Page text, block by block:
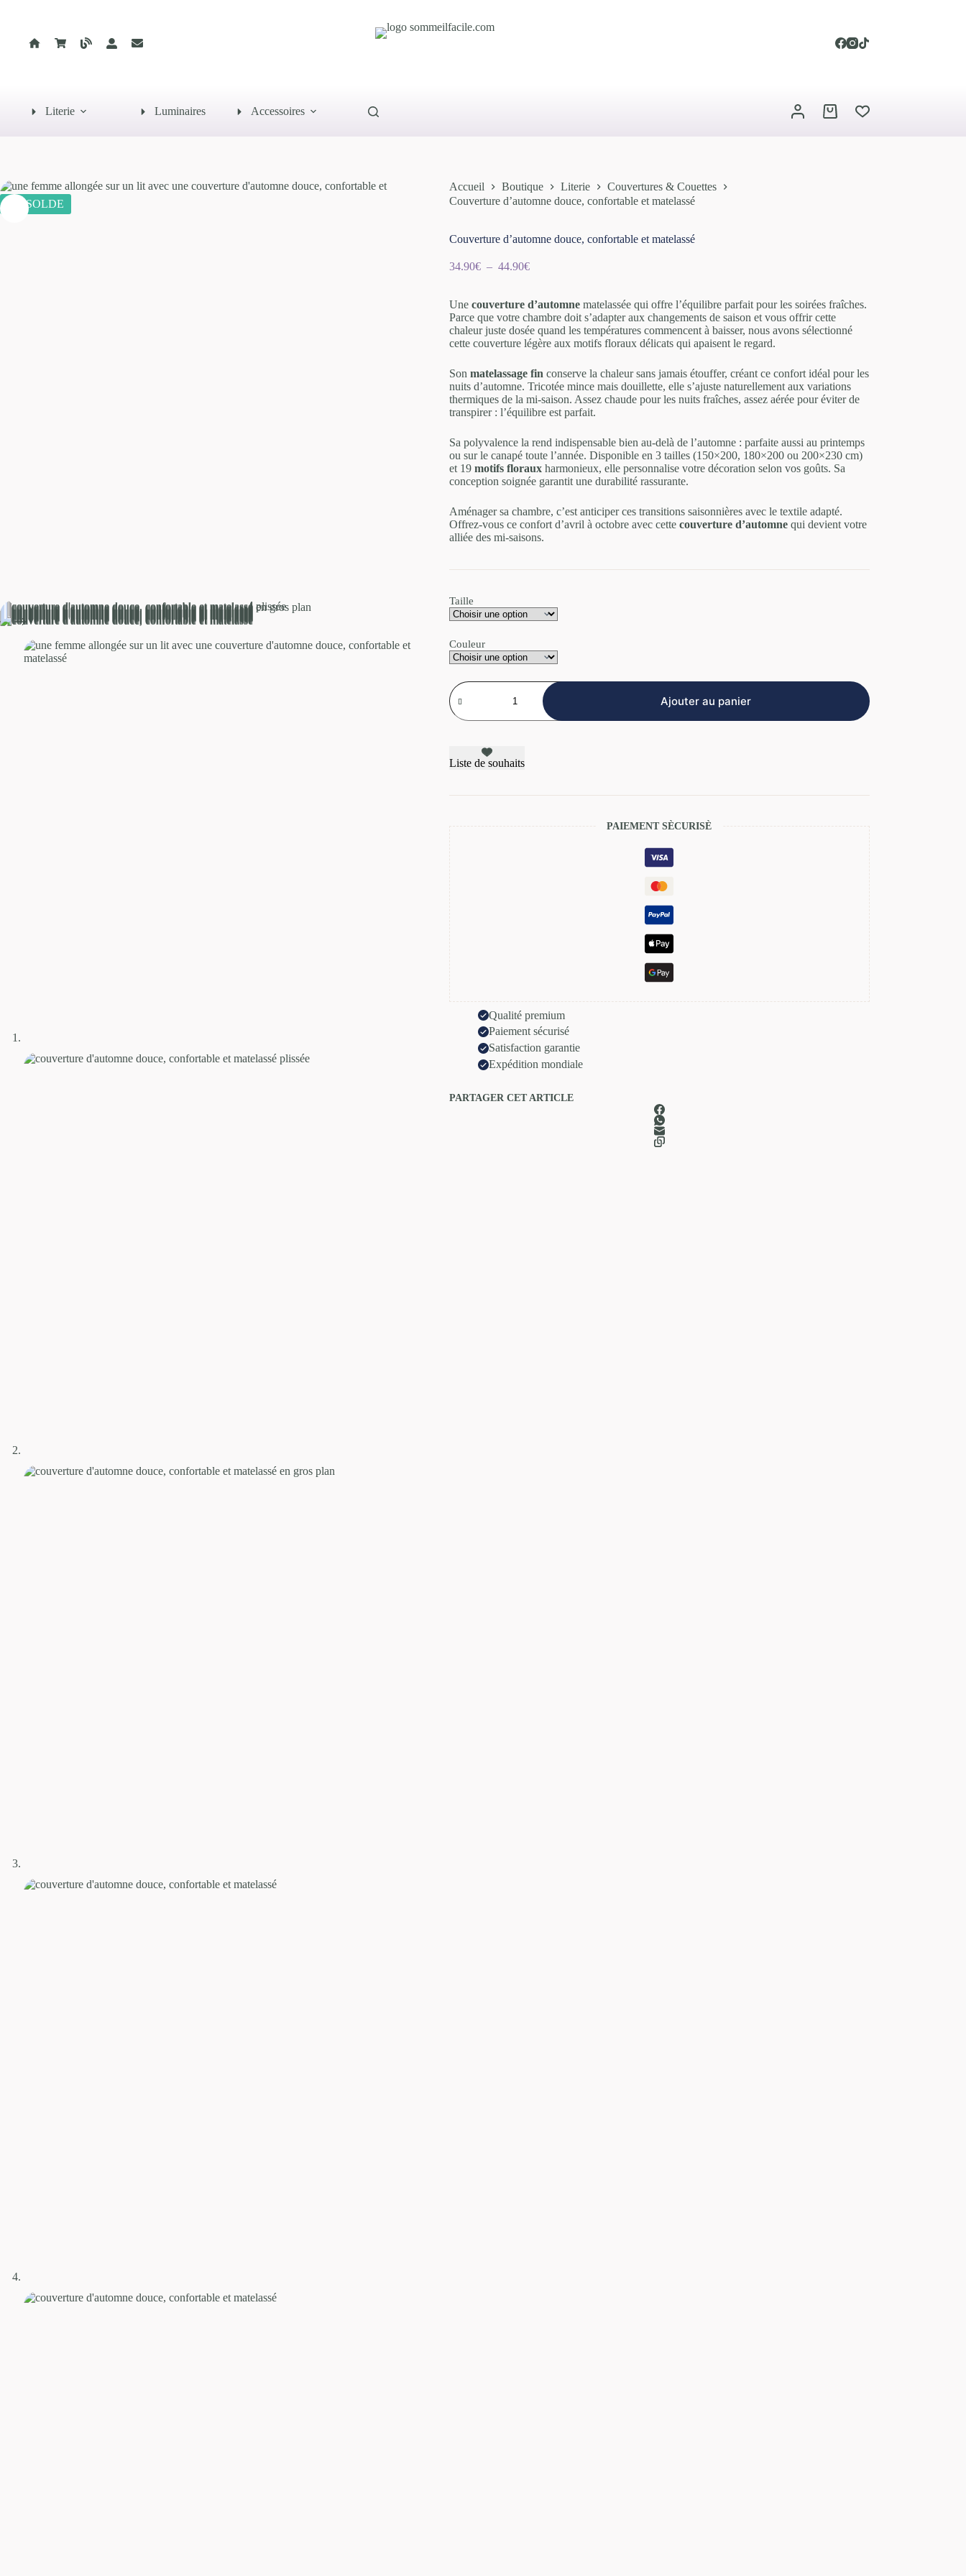
Literie Luminaires Accessoires
Panier
EN SOLDE
Accueil Boutique Literie
Couvertures & Couettes
Couverture d’automne douce, confortable et matelassé
Couverture d’automne douce, confortable et matelassé
34.90€ – 44.90€Plage
34.90€
à
44.90€
Une couverture d’automnematelassée qui offre l’équilibre parfait pour les soirées fraîches.
Parce que votre chambre doit s’adapter aux changements de saison et vous offrir cette
chaleur juste dosée quand les températures commencent à baisser, nous avons sélectionné
cette couverture légère aux motifs floraux délicats qui apaisent le regard.
Son matelassage fin conserve la chaleur sans jamais étouffer, créant ce confort idéal pour les
nuits d’automne. Tricotée mince mais douillette, elle s’ajuste naturellement aux variations
thermiques de la mi-saison. Assez chaude pour les nuits fraîches, assez aérée pour éviter de
transpirer : l’équilibre est parfait.
Sa polyvalence la rend indispensable bien au-delà de l’automne : parfaite aussi au printemps
ou sur le canapé toute l’année. Disponible en 3 tailles (150×200, 180×200 ou 200×230 cm)
et 19 motifs florauxharmonieux, elle personnalise votre décoration selon vos goûts. Sa
conception soignée garantit une durabilité rassurante.
Aménager sa chambre, c’est anticiper ces transitions saisonnières avec le textile adapté.
Offrez-vous ce confort d’avril à octobre avec cette couverture d’automnequi devient votre
alliée des mi-saisons.
Taille
Couleur
quantité
de
Couverture
d'automne
confortable
et
Ajouter au panier
Liste de souhaits
PAIEMENT SÈCURISÈ
Qualité premium
Paiement sécurisé
Satisfaction garantie
Expédition mondiale
PARTAGER CET ARTICLE